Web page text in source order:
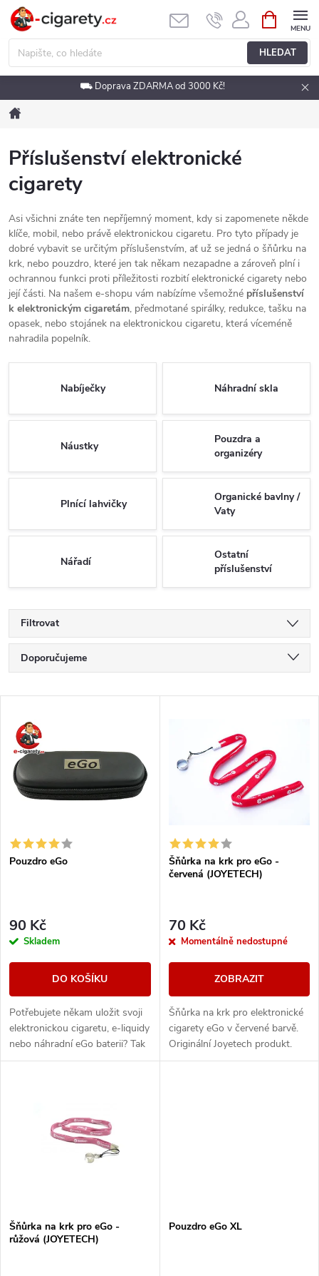
Přejít
obsah
HLEDAT
NÁKUPNÍ
KOŠÍK
⛟ Doprava ZDARMA od 3000 Kč!
Příslušenství elektronické
cigarety
Asi všichni znáte ten nepříjemný moment, kdy si zapomenete někde
klíče, mobil, nebo právě elektronickou cigaretu. Pro tyto případy je
dobré vybavit se určitým příslušenstvím, ať už se jedná o šňůrku na
krk, nebo pouzdro, které jen tak někam nezapadne a zároveň plní i
ochrannou funkci proti příležitosti rozbití elektronické cigarety nebo
její části. Na našem e-shopu vám nabízíme všemožné příslušenství
k elektronickým cigaretám, předmotané spirálky, redukce, tašku na
opasek, nebo stojánek na elektronickou cigaretu, která víceméně
nahradila popelník.
Nabíječky Náhradní skla
Náustky
Pouzdra a
organizéry
Plnící lahvičky
Organické bavlny /
Vaty
Nářadí
Ostatní
příslušenství
Filtrovat
Ř
a
z
e
n
í
p
r
o
u
k
Doporučujeme
Nejprodávanější
Abecedně
V
ý
p
s
r
o
d
u
k
Pouzdro eGo
90 Kč
Skladem
DO KOŠÍKU
Potřebujete někam uložit svoji
elektronickou cigaretu, e-liquidy
nebo náhradní eGo baterii? Tak
právě pro Vás máme eGo
Šňůrka na krk pro eGo -
červená (JOYETECH)
70 Kč
Momentálně nedostupné
ZOBRAZIT
Šňůrka na krk pro elektronické
cigarety eGo v červené barvě.
Originální Joyetech produkt.
Šňůrka na krk pro eGo -
růžová (JOYETECH)
Pouzdro eGo XL